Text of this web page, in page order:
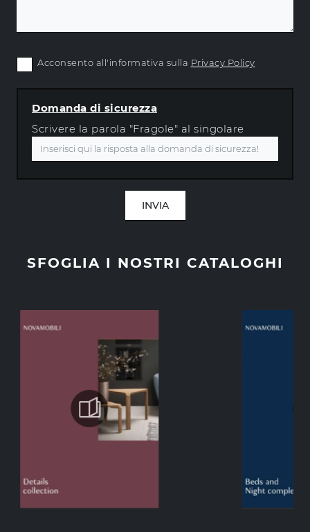
SFOGLIA I NOSTRI CATALOGHI
Acconsento all'informativa sulla Privacy Policy
Domanda di sicurezza
Scrivere la parola "Fragole" al singolare
INVIA